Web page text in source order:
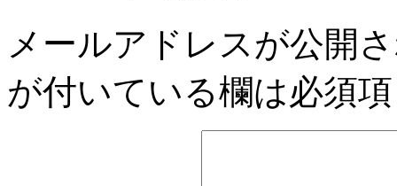
メールアドレスが公開
が付いている欄は必須